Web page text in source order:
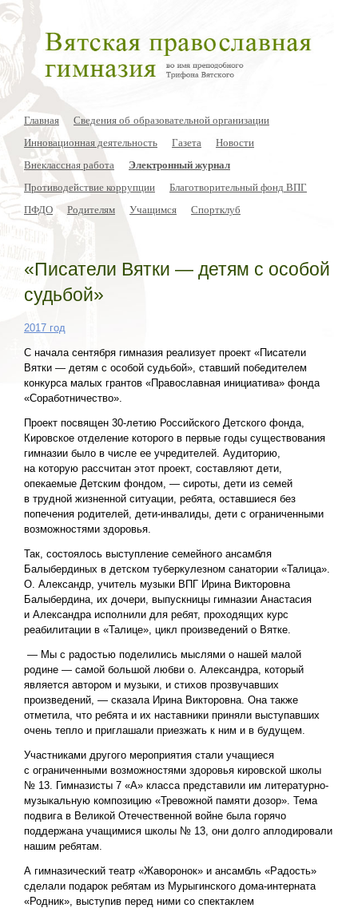
Главная
Сведения об образовательной организации
Инновационная деятельность
Газета
Новости
Внеклассная работа
Электронный журнал
Противодействие коррупции
Благотворительный фонд ВПГ
ПФДО
Родителям Учащимся Спортклуб
«Писатели Вятки — детям с особой
судьбой»
2017 год
С начала сентября гимназия реализует проект «Писатели
Вятки — детям с особой судьбой», ставший победителем
конкурса малых грантов «Православная инициатива» фонда
«Соработничество».
Проект посвящен 30-летию Российского Детского фонда,
Кировское отделение которого в первые годы существования
гимназии было в числе ее учредителей. Аудиторию,
на которую рассчитан этот проект, составляют дети,
опекаемые Детским фондом, — сироты, дети из семей
в трудной жизненной ситуации, ребята, оставшиеся без
попечения родителей, дети-инвалиды, дети с ограниченными
возможностями здоровья.
Так, состоялось выступление семейного ансамбля
Балыбердиных в детском туберкулезном санатории «Талица».
О. Александр, учитель музыки ВПГ Ирина Викторовна
Балыбердина, их дочери, выпускницы гимназии Анастасия
и Александра исполнили для ребят, проходящих курс
реабилитации в «Талице», цикл произведений о Вятке.
— Мы с радостью поделились мыслями о нашей малой
родине — самой большой любви о. Александра, который
является автором и музыки, и стихов прозвучавших
произведений, — сказала Ирина Викторовна. Она также
отметила, что ребята и их наставники приняли выступавших
очень тепло и приглашали приезжать к ним и в будущем.
Участниками другого мероприятия стали учащиеся
с ограниченными возможностями здоровья кировской школы
№ 13. Гимназисты 7 «А» класса представили им литературно-
музыкальную композицию «Тревожной памяти дозор». Тема
подвига в Великой Отечественной войне была горячо
поддержана учащимися школы № 13, они долго аплодировали
нашим ребятам.
А гимназический театр «Жаворонок» и ансамбль «Радость»
сделали подарок ребятам из Мурыгинского дома-интерната
«Родник», выступив перед ними со спектаклем